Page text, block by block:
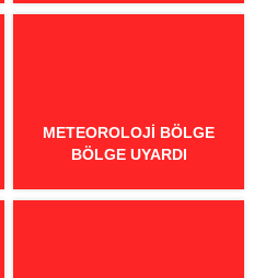
METEOROLOJI BÖLGE
BÖLGE UYARDI